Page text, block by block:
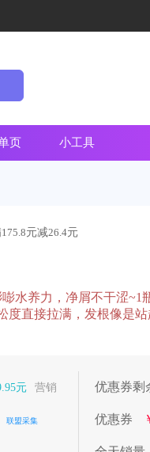
页 小工具
175.8元减26.4元
嘭水养力，净屑不干涩
度直接拉满，发根像是
元 营销 优惠券剩
联盟采集 优惠券